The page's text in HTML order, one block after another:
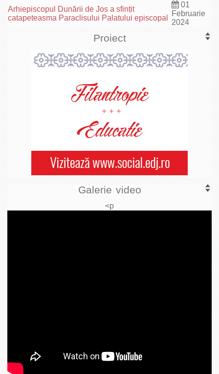
Arhiepiscopul Dunării de Jos a sfințit
catapeteasma Paraclisului Palatului episcopal
01
Februarie
2024
Proiect
Galerie video
<p